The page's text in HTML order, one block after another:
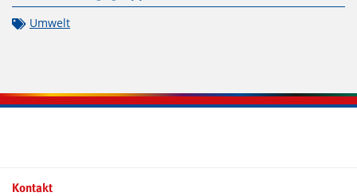
Umwelt
Kontaktinformationen und Weiterführendes
Kontakt